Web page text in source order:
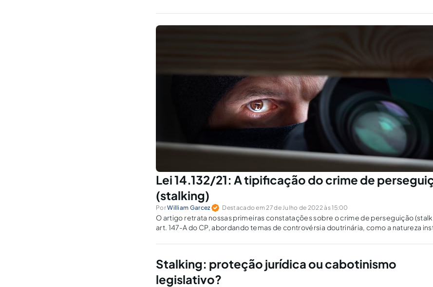
Lei 14.132/21: A tipificação do crime de
(stalking)
PorWilliam Garcez Destacado em 27 de Julho de 2022 às 15:00
O artigo retrata nossas primeiras constatações sobre o crime de perseguição
art. 147-A do CP, abordando temas de controvérsia doutrinária, como a natureza
Stalking: proteção jurídica ou cabotinismo
legislativo?